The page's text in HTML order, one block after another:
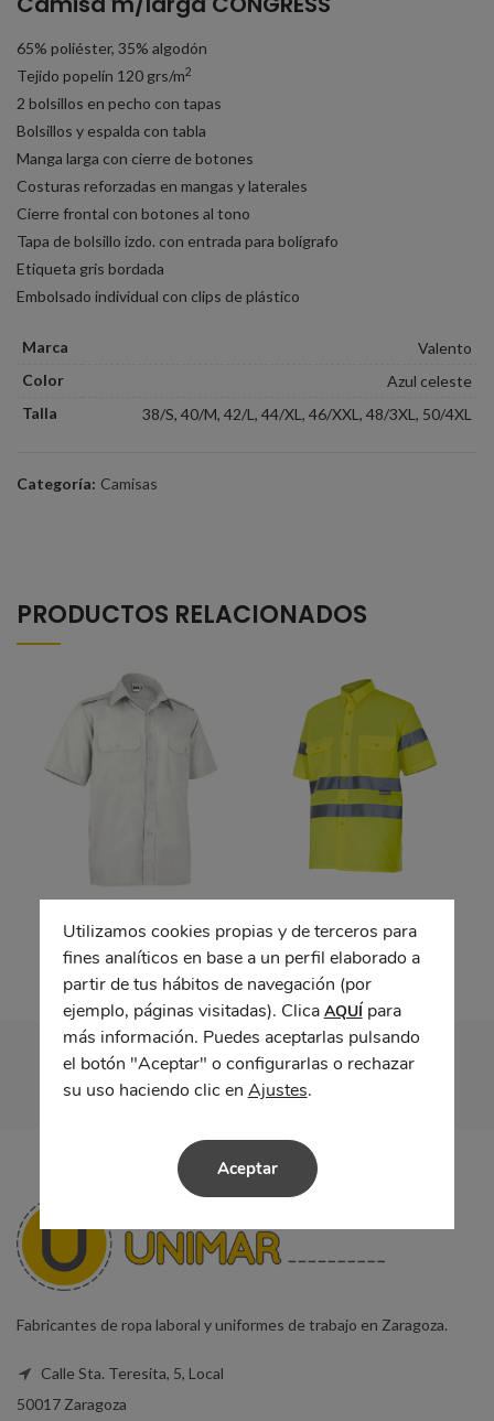
65% poliéster, 35% algodón
Tejido popelín 120 grs/m2
2 bolsillos en pecho con tapas
Bolsillos y espalda con tabla
Manga larga con cierre de botones
Costuras reforzadas en mangas y laterales
Cierre frontal con botones al tono
Tapa de bolsillo izdo. con entrada para bolígrafo
Etiqueta gris bordada
Embolsado individual con clips de plástico
Marca
Valento
Color
Azul celeste
Talla
38/S, 40/M, 42/L, 44/XL, 46/XXL, 48/3XL, 50/4XL
Categoría: Camisas
PRODUCTOS RELACIONADOS
VIGILANT
alta visibilidad
Fabricantes de ropa laboral y uniformes de trabajo en Zaragoza.
Calle Sta. Teresita, 5, Local
50017 Zaragoza
Utilizamos cookies propias y de terceros para
fines analíticos en base a un perfil elaborado a
partir de tus hábitos de navegación (por
ejemplo, páginas visitadas). Clica AQUÍpara
más información. Puedes aceptarlas pulsando
el botón "Aceptar" o configurarlas o rechazar
su uso haciendo clic en Ajustes.
Aceptar